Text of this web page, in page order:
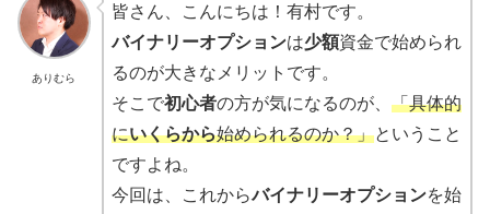
ありむら
皆さん、こんにちは！有村です。
バイナリーオプションは少額資金で始められ
るのが大きなメリットです。
そこで初心者の方が気になるのが、 「具体的
にいくらから始められるのか？」ということ
ですよね。
今回は、これからバイナリーオプションを始